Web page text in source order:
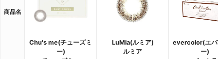
商品名
Chu's me(チューズミ
ー)
LuMia(ルミア)
ルミア
evercolor(エバ
ー)